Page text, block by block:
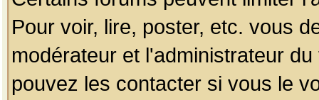
Pour voir, lire, poster, etc. vous
modérateur et l'administrateur
pouvez les contacter si vous le